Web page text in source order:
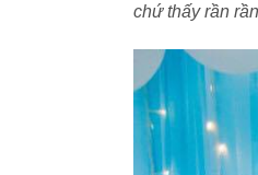
chứ thấy rần